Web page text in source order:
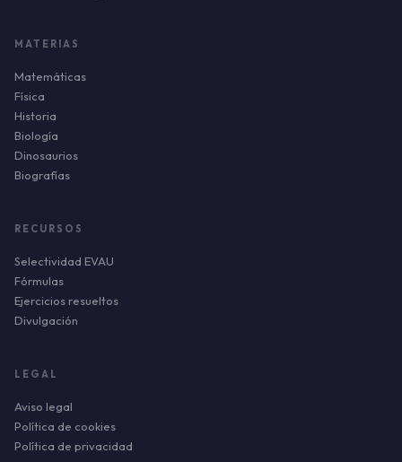
MATERIAS
Matemáticas
Física
Historia
Biología
Dinosaurios
Biografías
RECURSOS
Selectividad EVAU
Fórmulas
Ejercicios resueltos
Divulgación
LEGAL
Aviso legal
Política de cookies
Política de privacidad